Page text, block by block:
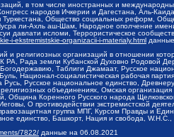
в том числе иностранных и
народов Ичкерии и Дагестана, Аль-
Туркестана, Общество социальных реформ,
ли-Ахль аш-Шам, Народное ополчение
давлати исломи, Террористическое
i-ekstremistskie-organizacii-i-materialy.html
и религиозных организаций в отношении
РА, Рада земли Кубанской Духовно Родовой
Таблиги Джамаат, Русское
Национал-социалистическая рабочая
Русское национальное единство,
объединениях, Омская
Община Коренного Русского народа
О противодействии экстремистской
группа МПГ, Курсом Правды и
единство, Башкорт, Нация и свобода,
7822/ данные на 06.08.2021